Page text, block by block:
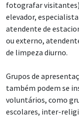
fotografar
elevador,
atendente de
ou externo,
de limpeza diurno.
Grupos de
também podem se
voluntários, como
escolares, inter-